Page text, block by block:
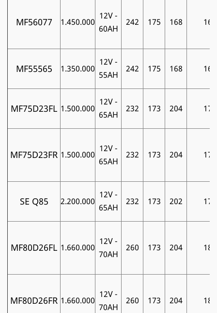
MF56077 1.450.000
12V -
60AH
242 175 168 16
MF55565 1.350.000
12V -
55AH
242 175 168 16
MF75D23FL 1.500.000
12V -
65AH
232 173 204 17
MF75D23FR 1.500.000
12V -
65AH
232 173 204 17
SE Q85 2.200.000
12V -
65AH
232 173 202 17
MF80D26FL 1.660.000
12V -
70AH
260 173 204 18
MF80D26FR 1.660.000
12V -
70AH
260 173 204 18